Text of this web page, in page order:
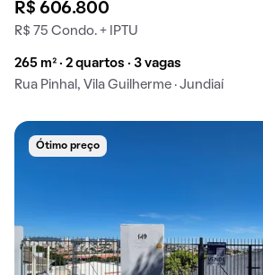
R$ 606.800
R$ 75 Condo. + IPTU
265 m² · 2 quartos · 3 vagas
Rua Pinhal, Vila Guilherme · Jundiaí
Ótimo preço